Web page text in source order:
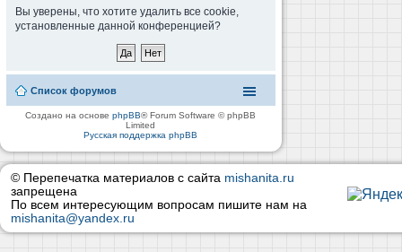
Вы уверены, что хотите удалить все cookie,
установленные данной конференцией?
Список форумов
Создано на основеphpBB® Forum Software © phpBB
Limited
Русская поддержка phpBB
© Перепечатка материалов с сайта mishanita.ru
запрещена
По всем интересующим вопросам пишите нам на
mishanita@yandex.ru